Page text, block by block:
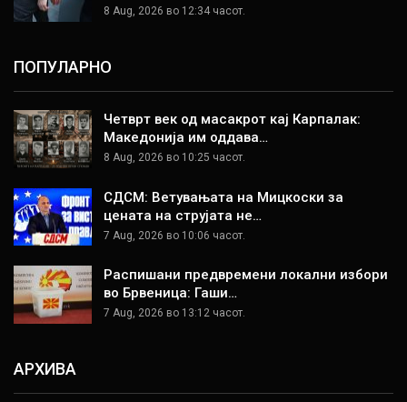
8 Aug, 2026 во 12:34 часот.
ПОПУЛАРНО
Четврт век од масакрот кај Карпалак:
Македонија им оддава…
8 Aug, 2026 во 10:25 часот.
СДСМ: Ветувањата на Мицкоски за
цената на струјата не…
7 Aug, 2026 во 10:06 часот.
Распишани предвремени локални избори
во Брвеница: Гаши…
7 Aug, 2026 во 13:12 часот.
АРХИВА